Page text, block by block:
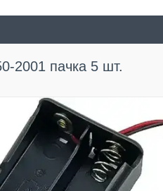
2001 пачка 5 шт.